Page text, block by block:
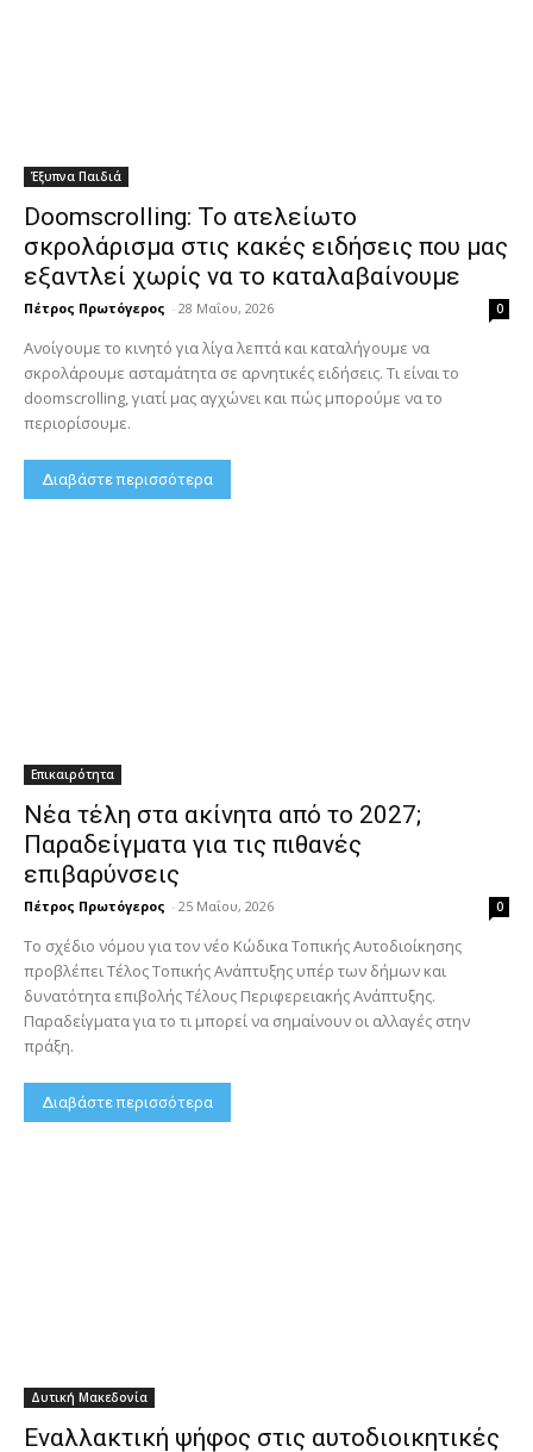
Έξυπνα Παιδιά
Doomscrolling: Το ατελείωτο
σκρολάρισμα στις κακές ειδήσεις που μας
εξαντλεί χωρίς να το καταλαβαίνουμε
Πέτρος Πρωτόγερος - 28 Μαΐου, 2026 0
Ανοίγουμε το κινητό για λίγα λεπτά και καταλήγουμε να
σκρολάρουμε ασταμάτητα σε αρνητικές ειδήσεις. Τι είναι το
doomscrolling, γιατί μας αγχώνει και πώς μπορούμε να το
περιορίσουμε.
Διαβάστε περισσότερα
Επικαιρότητα
Νέα τέλη στα ακίνητα από το 2027;
Παραδείγματα για τις πιθανές
επιβαρύνσεις
Πέτρος Πρωτόγερος - 25 Μαΐου, 2026 0
Το σχέδιο νόμου για τον νέο Κώδικα Τοπικής Αυτοδιοίκησης
προβλέπει Τέλος Τοπικής Ανάπτυξης υπέρ των δήμων και
δυνατότητα επιβολής Τέλους Περιφερειακής Ανάπτυξης.
Παραδείγματα για το τι μπορεί να σημαίνουν οι αλλαγές στην
πράξη.
Διαβάστε περισσότερα
Δυτική Μακεδονία
Εναλλακτική ψήφος στις αυτοδιοικητικές